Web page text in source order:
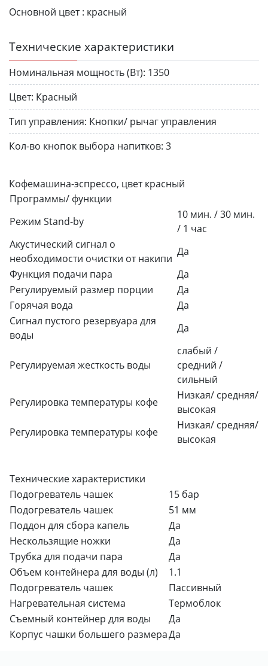
Основной цвет : красный
Технические характеристики
Номинальная мощность (Вт): 1350
Цвет: Красный
Тип управления: Кнопки/ рычаг управления
Кол-во кнопок выбора напитков: 3
Кофемашина-эспрессо, цвет красный
Программы/ функции
Режим Stand-by
10 мин. / 30 мин.
/ 1 час
Акустический сигнал о
необходимости очистки от накипи
Да
Функция подачи пара
Да
Регулируемый размер порции
Да
Горячая вода
Да
Сигнал пустого резервуара для
воды
Да
Регулируемая жесткость воды
слабый /
средний /
сильный
Регулировка температуры кофе
Низкая/ средняя/
высокая
Регулировка температуры кофе
Низкая/ средняя/
высокая
Технические характеристики
Подогреватель чашек
15 бар
Подогреватель чашек
51 мм
Поддон для сбора капель
Да
Нескользящие ножки
Да
Трубка для подачи пара
Да
Объем контейнера для воды (л)
1.1
Подогреватель чашек
Пассивный
Нагревательная система
Термоблок
Съемный контейнер для воды
Да
Корпус чашки большего размераДа